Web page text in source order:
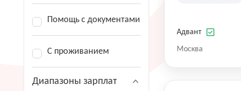
Помощь с документами
С проживанием
Диапазоны зарплат
Адвант
Москва